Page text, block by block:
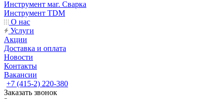
Инструмент маг. Сварка
Инструмент TDM
О нас
Услуги
Акции
Доставка и оплата
Новости
Контакты
Вакансии
+7 (415-2) 220-380
Заказать звонок